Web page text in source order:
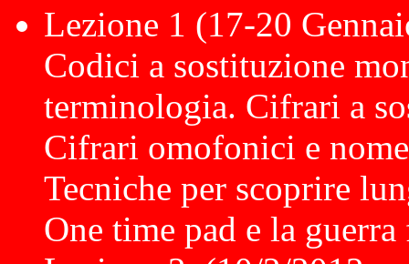
Lezione 1 (17-20
Codici a sostituzione
terminologia. Cifrari a
Cifrari omofonici e
Tecniche per scoprire
One time pad e la guerra